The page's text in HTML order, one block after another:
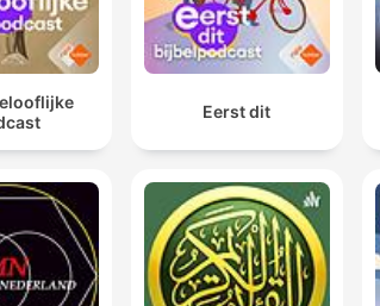
Eerst dit